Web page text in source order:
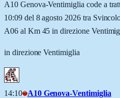
A10 Genova-Ventimiglia code a
10:09 del 8 agosto 2026 tra
A06 al Km 45 in direzione
in direzione Ventimiglia
14:10 A10 Genova-Ventimiglia